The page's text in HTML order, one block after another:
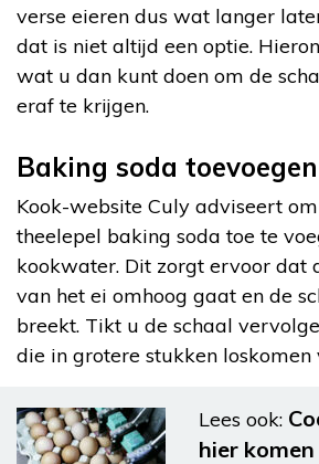
verse eieren dus wat langer
dat is niet altijd een optie.
wat u dan kunt doen om de
eraf te krijgen.
Baking soda toevoegen
Kook-website Culy adviseert
theelepel baking soda toe te
kookwater. Dit zorgt ervoor dat
van het ei omhoog gaat en de
breekt. Tikt u de schaal
die in grotere stukken loskomen
Lees ook:
hier